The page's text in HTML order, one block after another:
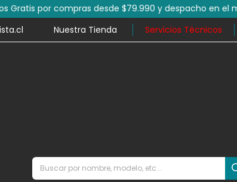
desde $79.990 y despacho en el mismo día en
Nuestra Tienda Servicios Técnicos